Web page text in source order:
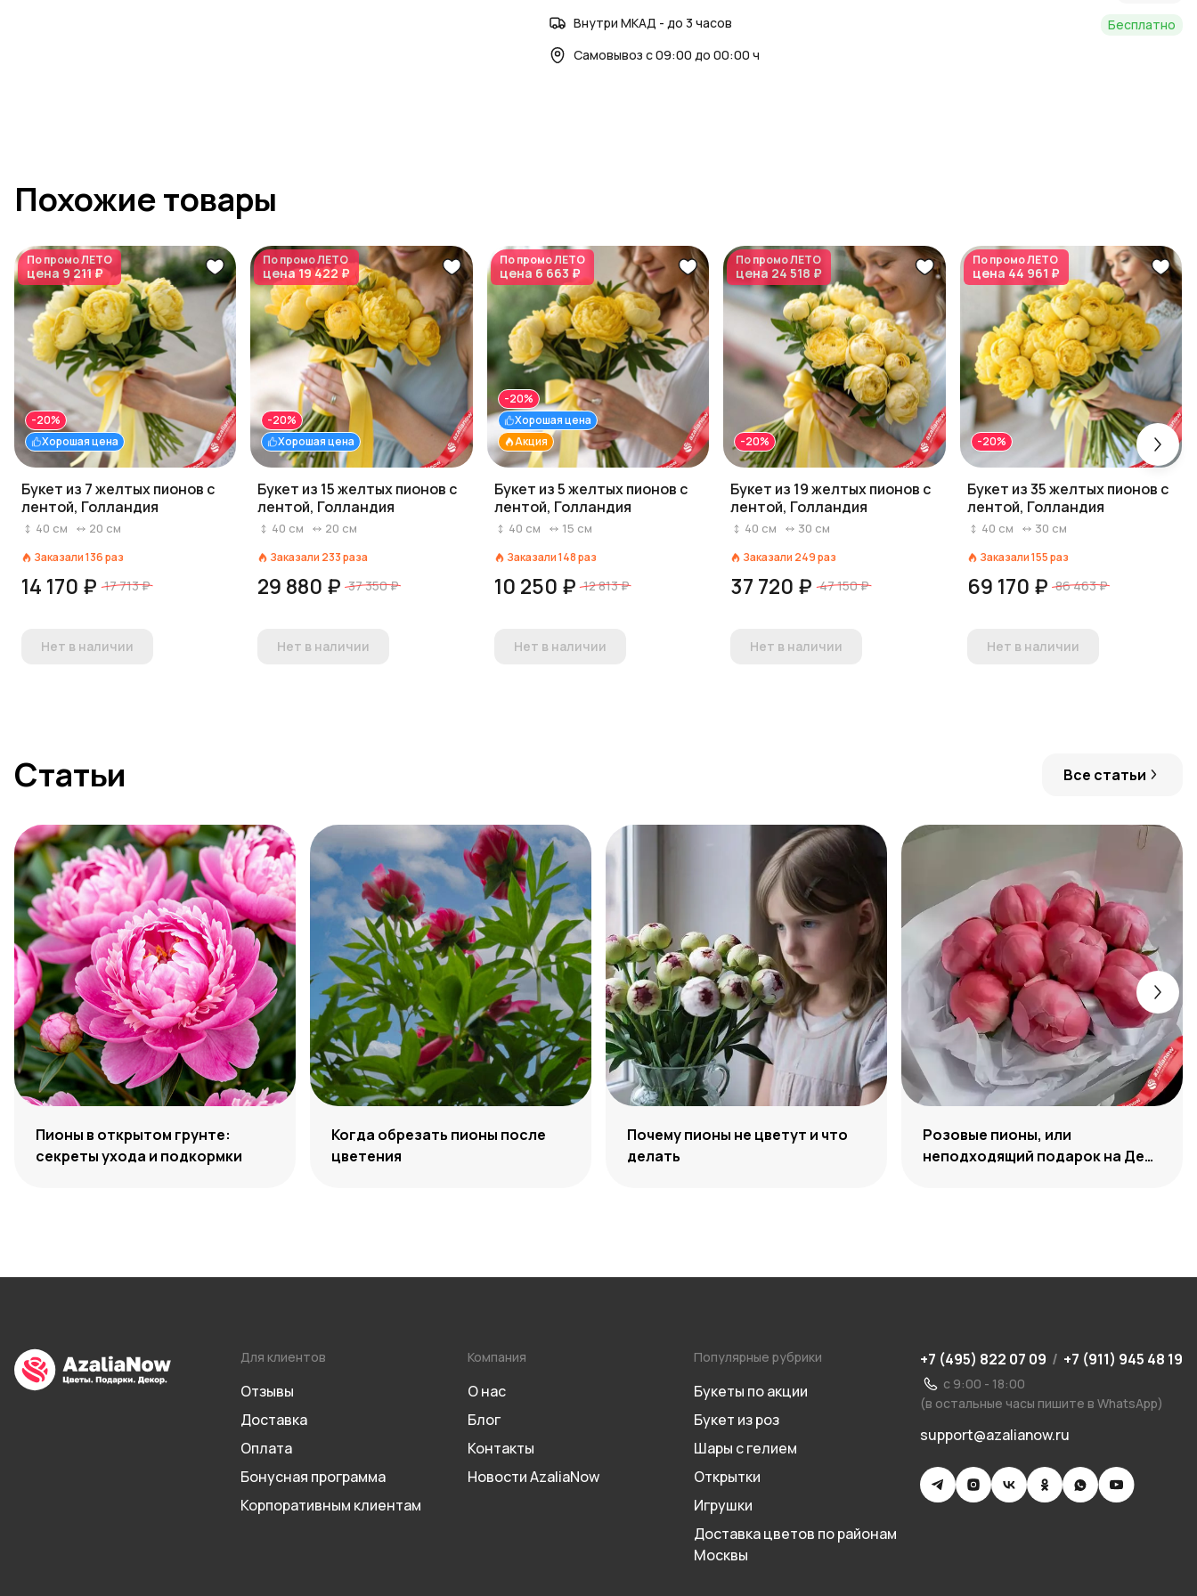
Внутри МКАД - до 3 часов
Бесплатно
Самовывоз с 09:00 до 00:00 ч
Похожие товары
По промоЛЕТО
цена 9 211 ₽
Хорошая цена
-20%
Букет из 7 желтых пионов с
лентой, Голландия
40 см 20 см
Заказали136раз
14 170 ₽ 17 713 ₽
Нет в наличии
По промоЛЕТО
цена19 422 ₽
Хорошая цена
-20%
Букет из 15 желтых пионов с
лентой, Голландия
40 см 20 см
Заказали 233раза
29 880 ₽ 37 350 ₽
Нет в наличии
По промоЛЕТО
цена 6 663 ₽
Акция
Хорошая цена
-20%
Букет из 5 желтых пионов с
лентой, Голландия
40 см 15 см
Заказали148раз
10 250 ₽ 12 813 ₽
Нет в наличии
По промоЛЕТО
цена 24 518 ₽
-20%
Букет из 19 желтых пионов с
лентой, Голландия
40 см 30 см
Заказали 249раз
37 720 ₽ 47 150 ₽
Нет в наличии
По промоЛЕТО
цена 44 961 ₽
-20%
Букет из 35 желтых пионов с
лентой, Голландия
40 см 30 см
Заказали155раз
69 170 ₽ 86 463 ₽
Нет в наличии
Статьи Все статьи
Пионы в открытом грунте:
секреты ухода и подкормки
Когда обрезать пионы после
цветения
Почему пионы не цветут и что
делать
Розовые пионы, или
неподходящий подарок на День
Для клиентов
Отзывы
Доставка
Оплата
Бонусная программа
Корпоративным клиентам
Компания
О нас
Блог
Контакты
Новости AzaliaNow
Популярные рубрики
Букеты по акции
Букет из роз
Шары с гелием
Открытки
Игрушки
Доставка цветов по районам
Москвы
+7 (495) 822 07 09 / +7 (911) 945 48 19
с 9:00 - 18:00
(в остальные часы пишите в WhatsApp)
support@azalianow.ru